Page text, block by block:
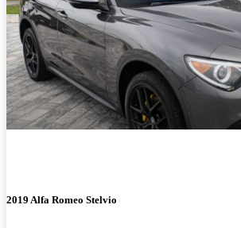
2019 Alfa Romeo Stelvio